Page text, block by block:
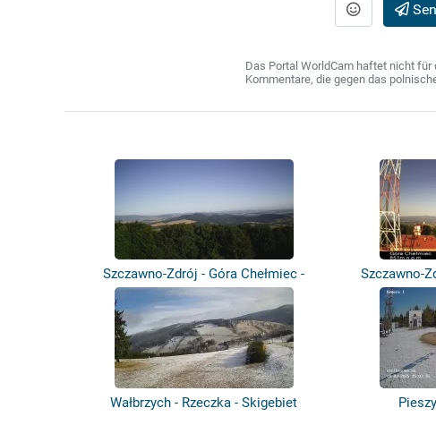
Das Portal WorldCam haftet nicht für
Kommentare, die gegen das
Szczawno-Zdrój - Góra Chełmiec -
Trójgar...
Szczawno-
Wałbrzych - Rzeczka - Skigebiet